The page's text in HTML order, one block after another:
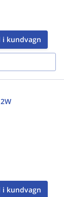
i kundvagn
i kundvagn